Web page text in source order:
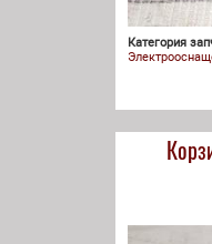
Категория